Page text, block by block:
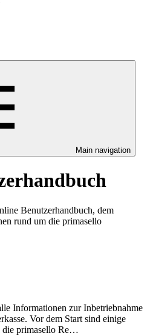
Main navigation
Benutzerhandbuch, dem
rund um die primasello
Informationen zur Inbetriebnahme
Vor dem Start sind einige
die primasello Re…